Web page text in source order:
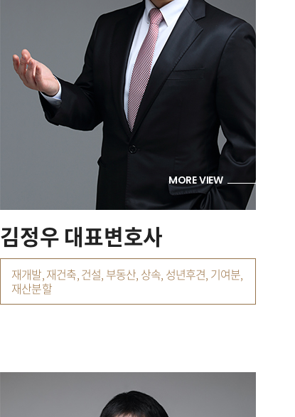
MORE VIEW
김정우 대표변호사
재개발, 재건축, 건설, 부동산, 상속, 성년후견, 기여분,
재산분할